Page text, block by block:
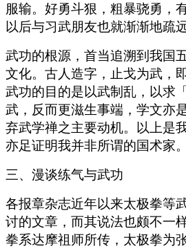
服输。好勇斗狠，粗暴骁勇，
以后与习武朋友也就渐渐地疏远
武功的根源，首当追溯到我国
文化。古人造字，止戈为武，
武功的目的是以武制乱，以求
武，反而更滋生事端，学文亦
弃武学禅之主要动机。以上是
亦足证明我并非所谓的国术家。
三、漫谈练气与武功
各报章杂志近年以来太极拳等
讨的文章，而其说法也颇不一
拳系达摩祖师所传，太极拳为